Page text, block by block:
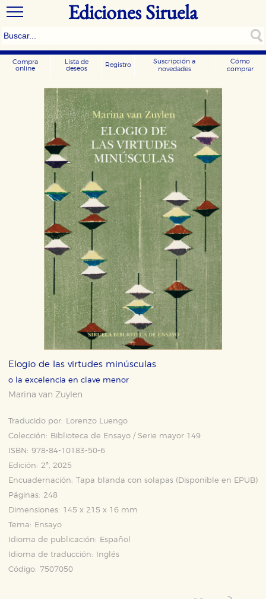
Ediciones Siruela
Compra
online
Lista de
deseos
Registro
Suscripción a
novedades
Cómo
comprar
Elogio de las virtudes minúsculas
o la excelencia en clave menor
Marina van Zuylen
Traducido por:
Lorenzo Luengo
Colección:
Biblioteca de Ensayo / Serie mayor 149
ISBN: 978-84-10183-50-6
Edición: 2ª, 2025
Encuadernación: Tapa blanda con solapas (Disponible en EPUB)
Páginas: 248
Dimensiones: 145 x 215 x 16 mm
Tema:
Ensayo
Idioma de publicación:
Español
Idioma de traducción:
Inglés
Código: 7507050